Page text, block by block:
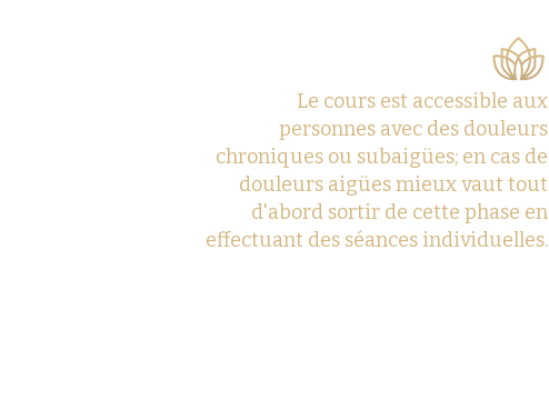
Le cours est accessible aux
personnes avec des douleurs
chroniques ou subaigües; en cas de
douleurs aigües mieux vaut tout
d'abord sortir de cette phase en
effectuant des séances individuelles.